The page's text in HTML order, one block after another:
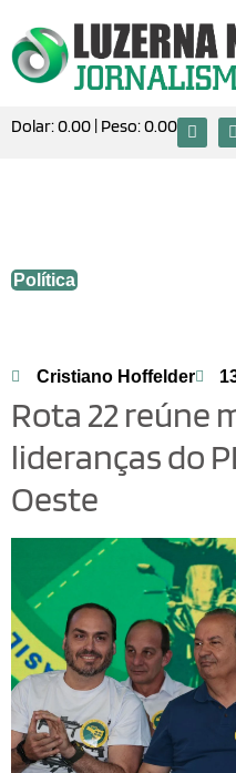
Dolar:0.00 | Peso:0.00
Política
Cristiano Hoffelder
Rota 22 reúne
lideranças do
Oeste